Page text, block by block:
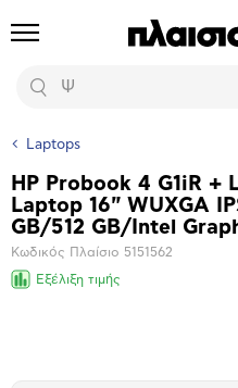
Προϊόντα
Αναζήτηση
Laptops
Βασικά
χαρακτηριστικά
HP Probook 4 G1iR +
Laptop 16" WUXGA
GB/512 GB/Intel
Κωδικός Πλαίσιο 5151562
Εξέλιξη τιμής